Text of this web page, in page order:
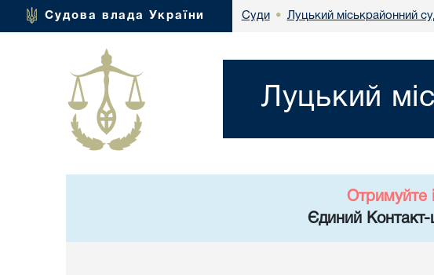
Судова влада України Суди • Луцький міськрайонний
Луцький
Отримуйте
Єдиний Контакт-